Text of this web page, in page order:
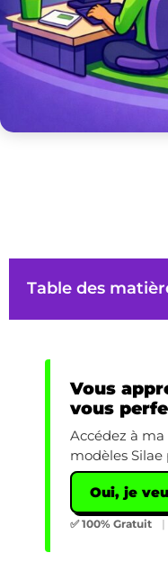
Table des
Vous
vous
Accédez à ma
modèles Silae
Oui, je
✅ 100% Gratuit |